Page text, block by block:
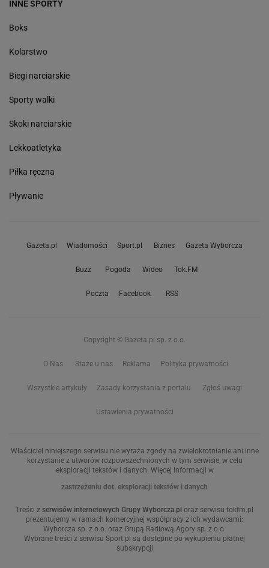
INNE SPORTY
Boks
Kolarstwo
Biegi narciarskie
Sporty walki
Skoki narciarskie
Lekkoatletyka
Piłka ręczna
Pływanie
Gazeta.pl Wiadomości Sport.pl Biznes Gazeta Wyborcza
Buzz Pogoda Wideo Tok.FM
Poczta Facebook RSS
Copyright © Gazeta.pl sp. z o.o.
O Nas Staże u nas Reklama Polityka prywatności
Wszystkie artykuły Zasady korzystania z portalu Zgłoś uwagi
Ustawienia prywatności
Właściciel niniejszego serwisu nie wyraża zgody na zwielokrotnianie ani inne
korzystanie z utworów rozpowszechnionych w tym serwisie, w celu
eksploracji tekstów i danych. Więcej informacji w
zastrzeżeniu dot. eksploracji tekstów i danych
Treści z serwisów internetowych Grupy Wyborcza.pl oraz serwisu tokfm.pl
prezentujemy w ramach komercyjnej współpracy z ich wydawcami:
Wyborcza sp. z o.o. oraz Grupą Radiową Agory sp. z o.o.
Wybrane treści z serwisu Sport.pl są dostępne po wykupieniu płatnej
subskrypcji